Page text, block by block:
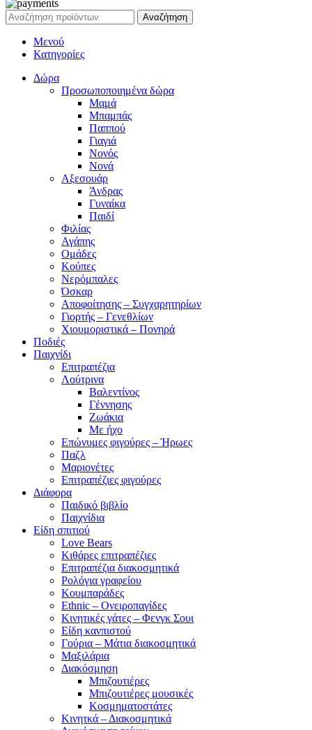
Αναζήτηση
Μενού
Κατηγορίες
Δώρα
Προσωποποιημένα δώρα
Μαμά
Μπαμπάς
Παππού
Γιαγιά
Νονός
Νονά
Αξεσουάρ
Άνδρας
Γυναίκα
Παιδί
Φιλίας
Αγάπης
Ομάδες
Κούπες
Νερόμπαλες
Όσκαρ
Αποφοίτησης – Συγχαρητηρίων
Γιορτής – Γενεθλίων
Χιουμοριστικά – Πονηρά
Ποδιές
Παιχνίδι
Επιτραπέζια
Λούτρινα
Βαλεντίνος
Γέννησης
Ζωάκια
Με ήχο
Επώνυμες φιγούρες – Ήρωες
Παζλ
Μαριονέτες
Επιτραπέζιες φιγούρες
Διάφορα
Παιδικό βιβλίο
Παιχνίδια
Είδη σπιτιού
Love Bears
Κιθάρες επιτραπέζιες
Επιτραπέζια διακοσμητικά
Ρολόγια γραφείου
Κουμπαράδες
Ethnic – Ονειροπαγίδες
Κινητικές γάτες – Φενγκ Σουι
Είδη κανπιστού
Γούρια – Μάτια διακοσμητικά
Μαξιλάρια
Διακόσμηση
Μπιζουτιέρες
Μπιζουτιέρες μουσικές
Κοσμηματοστάτες
Κινητκά – Διακοσμητικά